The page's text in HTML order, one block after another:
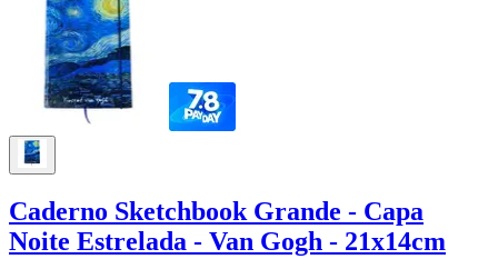
Caderno Sketchbook Grande - Capa
Noite Estrelada - Van Gogh - 21x14cm